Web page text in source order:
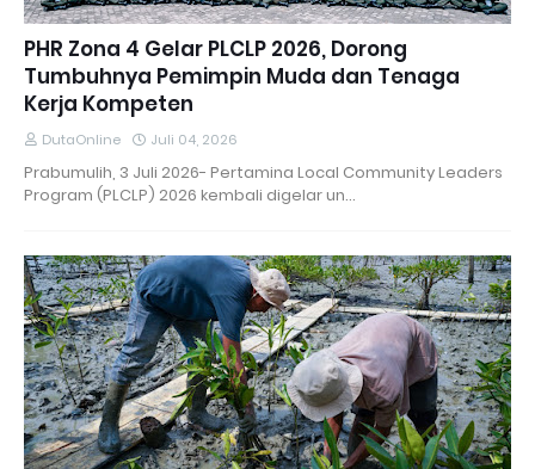
PHR Zona 4 Gelar PLCLP 2026, Dorong
Tumbuhnya Pemimpin Muda dan Tenaga
Kerja Kompeten
DutaOnline Juli 04, 2026
Prabumulih, 3 Juli 2026- Pertamina Local Community Leaders
Program (PLCLP) 2026 kembali digelar un…